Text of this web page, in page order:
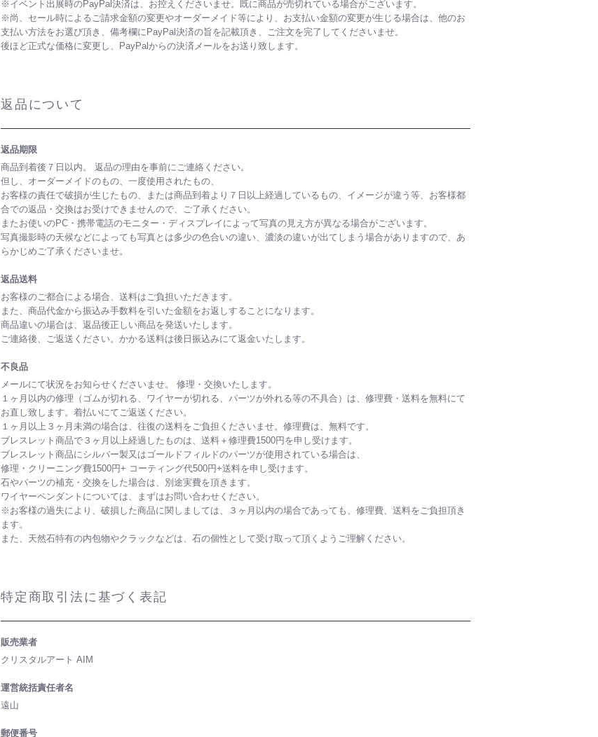
※イベント出展時のPayPal決済は、お控えくださいませ。既に商品が売切れている場合がございます。
※尚、セール時によるご請求金額の変更やオーダーメイド等により、お支払い金額の変更が生じる場合は、他のお
支払い方法をお選び頂き、備考欄にPayPal決済の旨を記載頂き、ご注文を完了してくださいませ。
後ほど正式な価格に変更し、PayPalからの決済メールをお送り致します。
返品について
返品期限
商品到着後７日以内。 返品の理由を事前にご連絡ください。
但し、オーダーメイドのもの、一度使用されたもの、
お客様の責任で破損が生じたもの、または商品到着より７日以上経過しているもの、イメージが違う等、お客様都
合での返品・交換はお受けできませんので、ご了承ください。
またお使いのPC・携帯電話のモニター・ディスプレイによって写真の見え方が異なる場合がございます。
写真撮影時の天候などによっても写真とは多少の色合いの違い、濃淡の違いが出てしまう場合がありますので、あ
らかじめご了承くださいませ。
返品送料
お客様のご都合による場合、送料はご負担いただきます。
また、商品代金から振込み手数料を引いた金額をお返しすることになります。
商品違いの場合は、返品後正しい商品を発送いたします。
ご連絡後、ご返送ください。かかる送料は後日振込みにて返金いたします。
不良品
メールにて状況をお知らせくださいませ。 修理・交換いたします。
１ヶ月以内の修理（ゴムが切れる、ワイヤーが切れる、パーツが外れる等の不具合）は、修理費・送料を無料にて
お直し致します。着払いにてご返送ください。
１ヶ月以上３ヶ月未満の場合は、往復の送料をご負担くださいませ。修理費は、無料です。
ブレスレット商品で３ヶ月以上経過したものは、送料＋修理費1500円を申し受けます。
ブレスレット商品にシルバー製又はゴールドフィルドのパーツが使用されている場合は、
修理・クリーニング費1500円+ コーティング代500円+送料を申し受けます。
石やパーツの補充・交換をした場合は、別途実費を頂きます。
ワイヤーペンダントについては、まずはお問い合わせください。
※お客様の過失により、破損した商品に関しましては、３ヶ月以内の場合であっても、修理費、送料をご負担頂き
ます。
また、天然石特有の内包物やクラックなどは、石の個性として受け取って頂くようご理解ください。
特定商取引法に基づく表記
販売業者
クリスタルアート AIM
運営統括責任者名
遠山
郵便番号